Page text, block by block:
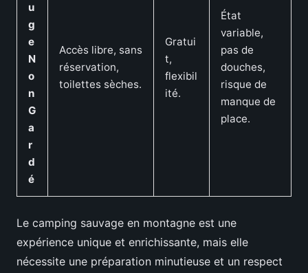
u
g
e
N
o
n
G
a
r
d
é
Accès libre, sans
réservation,
toilettes sèches.
Gratui
t,
flexibil
ité.
État
variable,
pas de
douches,
risque de
manque de
place.
Le camping sauvage en montagne est une
expérience unique et enrichissante, mais elle
nécessite une préparation minutieuse et un respect